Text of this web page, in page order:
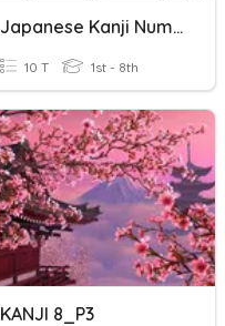
Japanese Kanji Numbers 1 - 10
10 T 1st - 8th
KANJI 8_P3